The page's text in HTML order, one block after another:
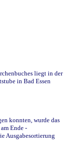
liegt in der
in Bad Essen
konnten, wurde das
Ende -
Ausgabesortierung